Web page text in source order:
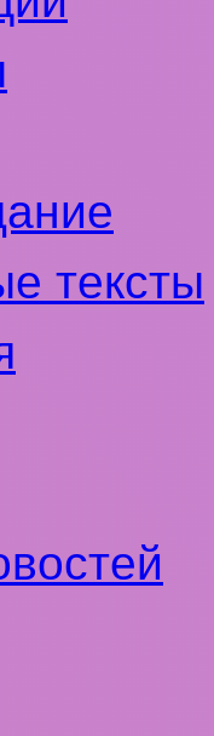
тексты